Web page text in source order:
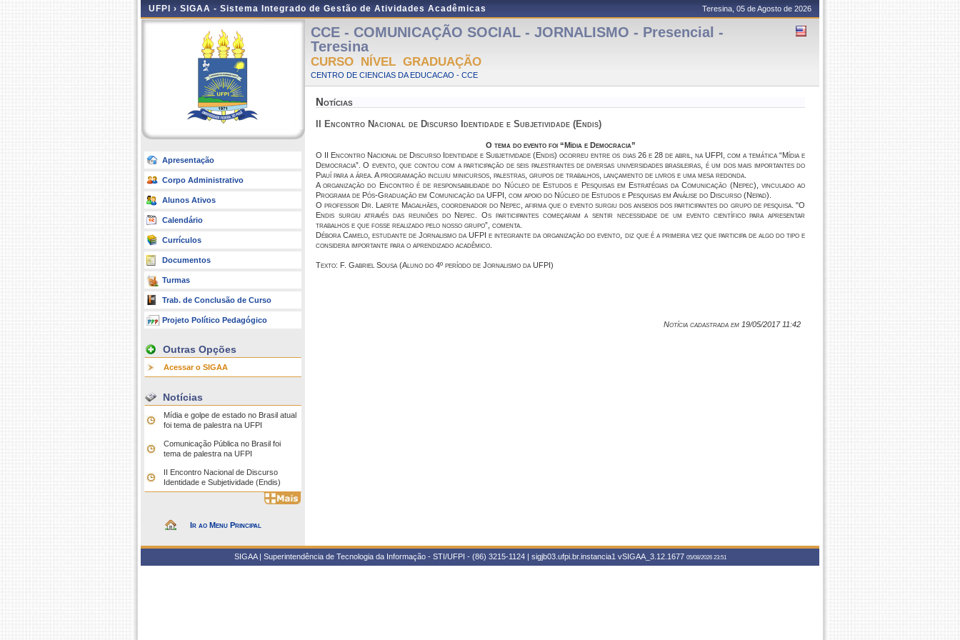
UFPI › SIGAA - Sistema Integrado de Gestão de Atividades Acadêmicas Teresina, 05 de Agosto de 2026
Apresentação
Corpo Administrativo
Alunos Ativos
Calendário
Currículos
Documentos
Turmas
Trab. de Conclusão de Curso
Projeto Político Pedagógico
Outras Opções
Acessar o SIGAA
Notícias
Mídia e golpe de estado no Brasil atual
foi tema de palestra na UFPI
Comunicação Pública no Brasil foi
tema de palestra na UFPI
II Encontro Nacional de Discurso
Identidade e Subjetividade (Endis)
Ir ao Menu Principal
CCE - COMUNICAÇÃO SOCIAL - JORNALISMO - Presencial -
Teresina
CURSO NÍVEL GRADUAÇÃO
CENTRO DE CIENCIAS DA EDUCACAO - CCE
Notícias
II Encontro Nacional de Discurso Identidade e Subjetividade (Endis)
O tema do evento foi “Mídia e Democracia”
O II Encontro Nacional de Discurso Identidade e Subjetividade (Endis) ocorreu entre os dias 26 e 28 de abril, na UFPI, com a temática “Mídia e
Democracia”. O evento, que contou com a participação de seis palestrantes de diversas universidades brasileiras, é um dos mais importantes do
Piauí para a área. A programação incluiu minicursos, palestras, grupos de trabalhos, lançamento de livros e uma mesa redonda.
A organização do Encontro é de responsabilidade do Núcleo de Estudos e Pesquisas em Estratégias da Comunicação (Nepec), vinculado ao
Programa de Pós-Graduação em Comunicação da UFPI, com apoio do Núcleo de Estudos e Pesquisas em Análise do Discurso (Nepad).
O professor Dr. Laerte Magalhães, coordenador do Nepec, afirma que o evento surgiu dos anseios dos participantes do grupo de pesquisa. "O
Endis surgiu através das reuniões do Nepec. Os participantes começaram a sentir necessidade de um evento científico para apresentar
trabalhos e que fosse realizado pelo nosso grupo”, comenta.
Débora Camelo, estudante de Jornalismo da UFPI e integrante da organização do evento, diz que é a primeira vez que participa de algo do tipo e
considera importante para o aprendizado acadêmico.
Texto: F. Gabriel Sousa (Aluno do 4º período de Jornalismo da UFPI)
Notícia cadastrada em 19/05/2017 11:42
SIGAA | Superintendência de Tecnologia da Informação - STI/UFPI - (86) 3215-1124 | sigjb03.ufpi.br.instancia1 vSIGAA_3.12.1677 05/08/2026 23:51